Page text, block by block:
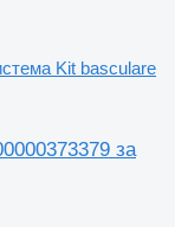
Kit basculare
за